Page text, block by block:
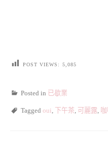
POST VIEWS: 5,085
Posted in 已歇業
Tagged oui 下午茶 可麗露